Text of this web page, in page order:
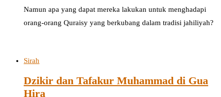
Namun apa yang dapat mereka lakukan untuk menghadapi
orang-orang Quraisy yang berkubang dalam tradisi jahiliyah?
Sirah
Dzikir dan Tafakur Muhammad di Gua
Hira